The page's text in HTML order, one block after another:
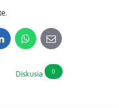
WhatsApp
E-
mail
Diskusia 0